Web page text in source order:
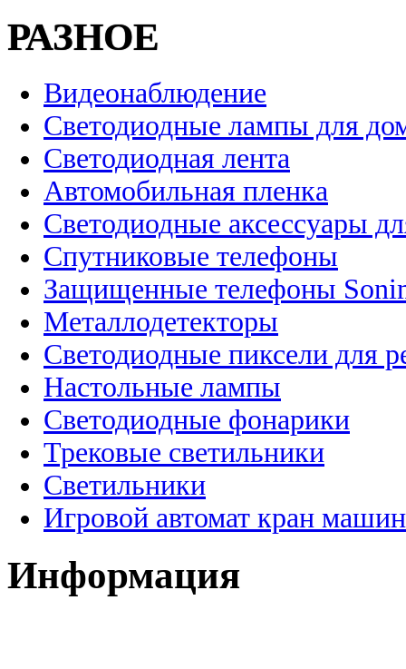
РАЗНОЕ
Видеонаблюдение
Светодиодные лампы для
Светодиодная лента
Автомобильная пленка
Светодиодные аксессуары
Спутниковые телефоны
Защищенные телефоны
Металлодетекторы
Светодиодные пиксели для
Настольные лампы
Светодиодные фонарики
Трековые светильники
Светильники
Игровой автомат кран
Информация